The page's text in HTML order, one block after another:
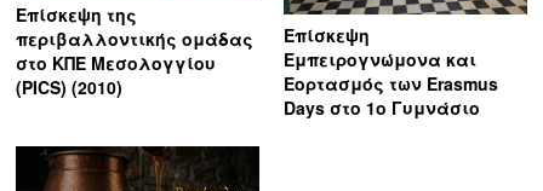
Επίσκεψη της
περιβαλλοντικής ομάδας
στο ΚΠΕ Μεσολογγίου
(PICS) (2010)
Επίσκεψη
Εμπειρογνώμονα και
Εορτασμός των Erasmus
Days στο 1ο Γυμνάσιο